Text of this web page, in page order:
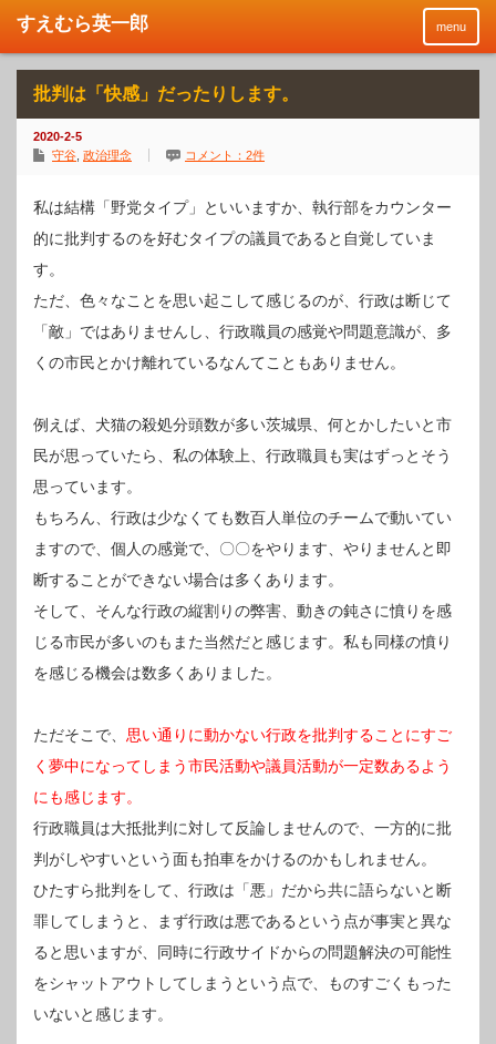
menu
批判は「快感」だったりします。
2020-2-5
守谷 政治理念 コメント：2件
私は結構「野党タイプ」といいますか、執行部をカウンター
的に批判するのを好むタイプの議員であると自覚していま
す。
ただ、色々なことを思い起こして感じるのが、行政は断じて
「敵」ではありませんし、行政職員の感覚や問題意識が、多
くの市民とかけ離れているなんてこともありません。
例えば、犬猫の殺処分頭数が多い茨城県、何とかしたいと市
民が思っていたら、私の体験上、行政職員も実はずっとそう
思っています。
もちろん、行政は少なくても数百人単位のチームで動いてい
ますので、個人の感覚で、〇〇をやります、やりませんと即
断することができない場合は多くあります。
そして、そんな行政の縦割りの弊害、動きの鈍さに憤りを感
じる市民が多いのもまた当然だと感じます。私も同様の憤り
を感じる機会は数多くありました。
ただそこで、 思い通りに動かない行政を批判することにすご
く夢中になってしまう市民活動や議員活動が一定数あるよう
にも感じます。
行政職員は大抵批判に対して反論しませんので、一方的に批
判がしやすいという面も拍車をかけるのかもしれません。
ひたすら批判をして、行政は「悪」だから共に語らないと断
罪してしまうと、まず行政は悪であるという点が事実と異な
ると思いますが、同時に行政サイドからの問題解決の可能性
をシャットアウトしてしまうという点で、ものすごくもった
いないと感じます。